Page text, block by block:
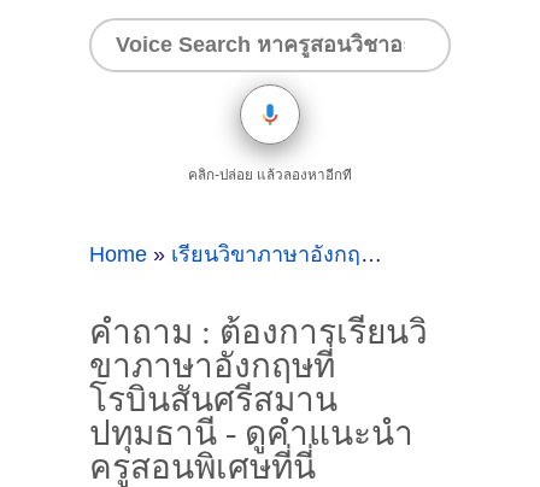
คลิก-ปล่อย แล้วลองหาอีกที
Home » เรียนวิขาภาษาอังกฤษที่โรบินสันศรีสมาน
คำถาม : ต้องการเรียนวิ
ขาภาษาอังกฤษที่
โรบินสันศรีสมาน
ปทุมธานี - ดูคำแนะนำ
ครูสอนพิเศษที่นี่